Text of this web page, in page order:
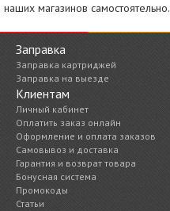
наших магазинов самостоятельно.
Заправка
Заправка картриджей
Заправка на выезде
Клиентам
Личный кабинет
Оплатить заказ онлайн
Оформление и оплата заказов
Самовывоз и доставка
Гарантия и возврат товара
Бонусная система
Промокоды
Статьи